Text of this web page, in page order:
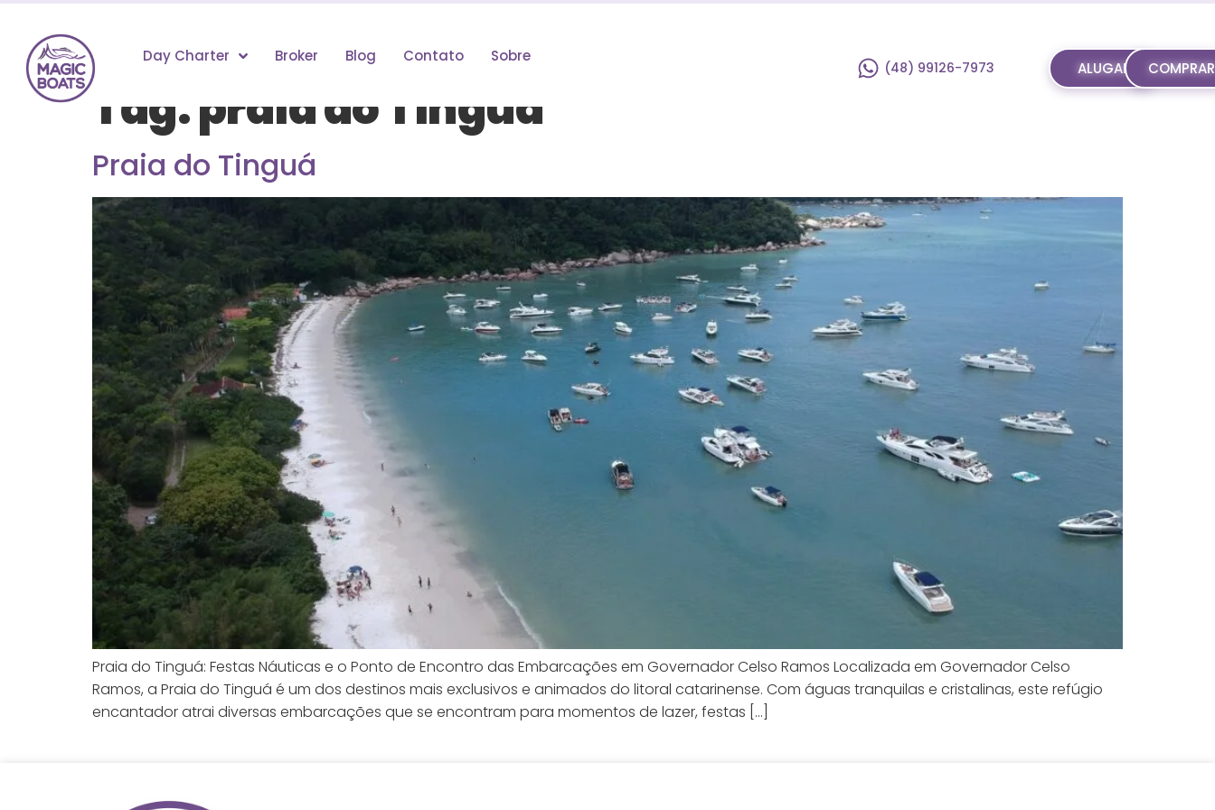
Day Charter Broker Blog Contato Sobre
(48) 99126-7973 ALUGAR COMPRAR
Tag:praia do Tinguá
Praia do Tinguá
Praia do Tinguá: Festas Náuticas e o Ponto de Encontro das Embarcações em Governador Celso Ramos Localizada em Governador Celso
Ramos, a Praia do Tinguá é um dos destinos mais exclusivos e animados do litoral catarinense. Com águas tranquilas e cristalinas, este refúgio
encantador atrai diversas embarcações que se encontram para momentos de lazer, festas […]